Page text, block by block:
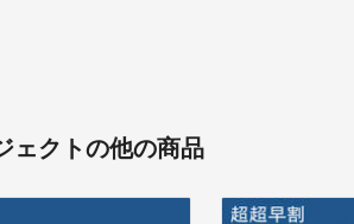
ェクトの他の商品